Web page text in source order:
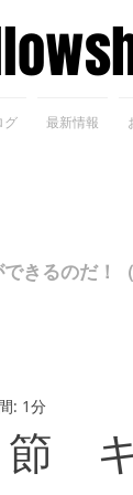
グ 最新情報
るのだ！
節
: 1分